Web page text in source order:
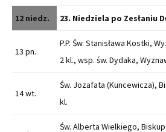
12 niedz. 23. Niedziela po Zesłaniu
13 pn.
P.P. Św. Stanisława Kostki,
2 kl., wsp. św. Dydaka,
14 wt.
Św. Jozafata (Kuncewicza),
kl.
Św. Alberta Wielkiego,